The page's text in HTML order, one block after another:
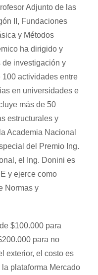
Adjunto de las
II, Fundaciones
y Métodos
ha dirigido y
de investigación y
actividades entre
en universidades e
más de 50
estructurales y
Academia Nacional
del Premio Ing.
el Ing. Donini es
y ejerce como
Normas y
$100.000 para
para no
exterior, el costo es
plataforma Mercado